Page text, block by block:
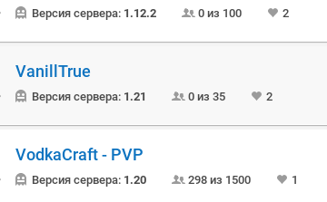
Версия сервера: 1.12.2 0 из 100 2
VanillTrue
Версия сервера: 1.21 0 из 35 2
VodkaCraft - PVP
Версия сервера: 1.20 298 из 1500 1